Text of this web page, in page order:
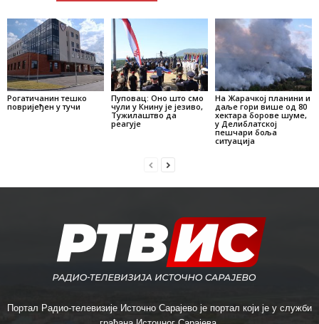
Рогатичанин тешко
повријеђен у тучи
Пуповац: Оно што смо
чули у Книну је језиво,
Тужилаштво да
реагује
На Жарачкој планини и
даље гори више од 80
хектара борове шуме,
у Делиблатској
пешчари боља
ситуација
Портал Радио-телевизије Источно Сарајево је портал који је у служби